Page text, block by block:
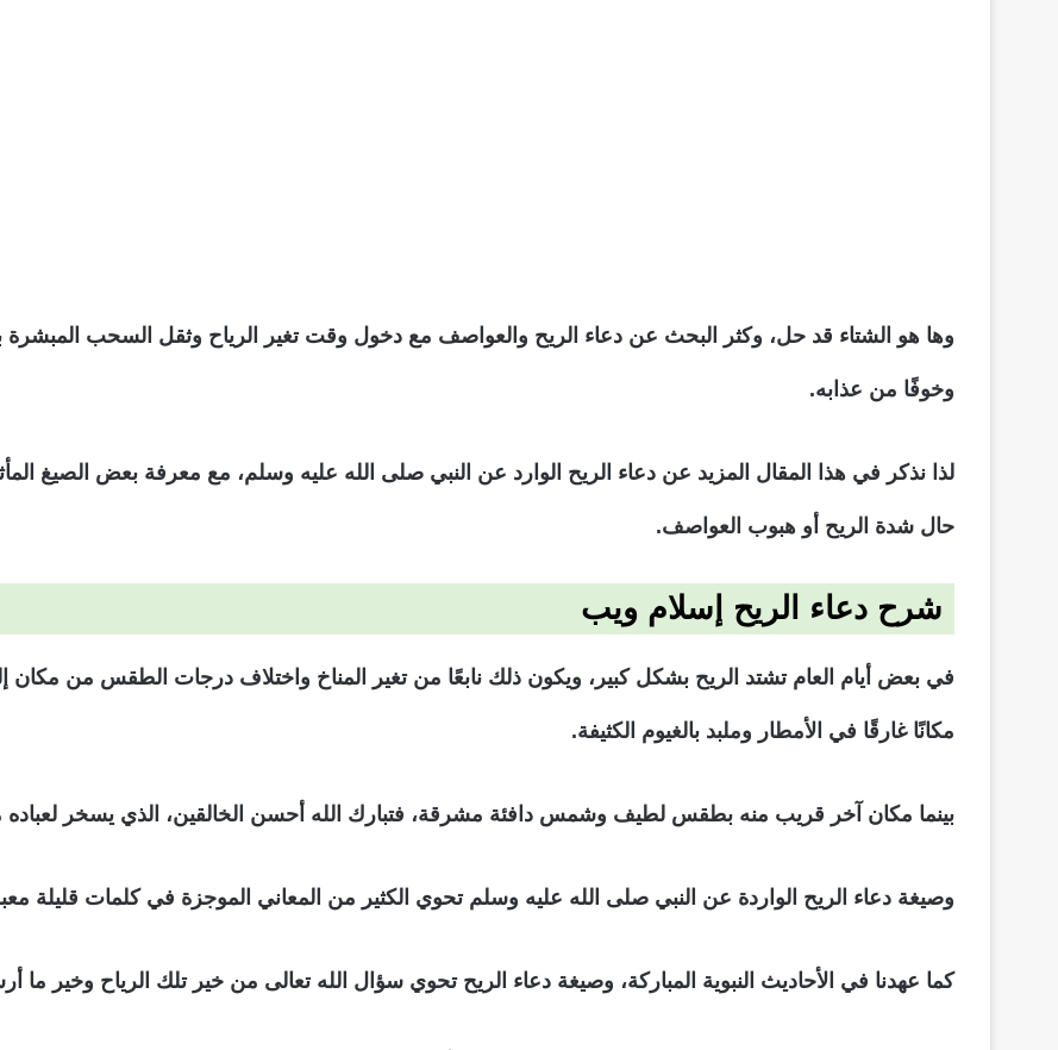
وها هو الشتاء قد حل، وكثر البحث عن دعاء الريح والعواصف مع دخول وقت تغير الرياح وثقل السحب
وخوفًا من عذابه.
لذا نذكر في هذا المقال المزيد عن دعاء الريح الوارد عن النبي صلى الله عليه وسلم، مع معرفة بعض الصيغ
حال شدة الريح أو هبوب العواصف.
شرح دعاء الريح إسلام ويب
في بعض أيام العام تشتد الريح بشكل كبير، ويكون ذلك نابعًا من تغير المناخ واختلاف درجات الطقس من
مكانًا غارقًا في الأمطار وملبد بالغيوم الكثيفة.
بينما مكان آخر قريب منه بطقس لطيف وشمس دافئة مشرقة، فتبارك الله أحسن الخالقين، الذي يسخر لعباده
وصيغة دعاء الريح الواردة عن النبي صلى الله عليه وسلم تحوي الكثير من المعاني الموجزة في كلمات قليلة
كما عهدنا في الأحاديث النبوية المباركة، وصيغة دعاء الريح تحوي سؤال الله تعالى من خير تلك الرياح وخير